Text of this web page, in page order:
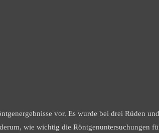
vor. Es wurde bei drei Rüden
wie wichtig die Röntgenuntersuchungen